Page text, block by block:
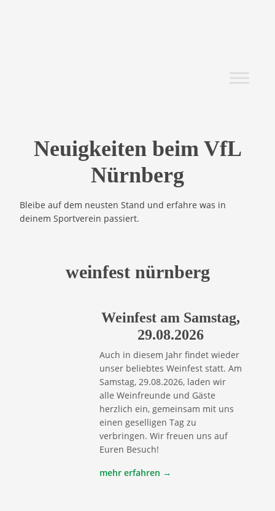
Neuigkeiten beim VfL
Nürnberg
Bleibe auf dem neusten Stand und erfahre was in
deinem Sportverein passiert.
weinfest nürnberg
Weinfest am Samstag,
29.08.2026
Auch in diesem Jahr findet wieder
unser beliebtes Weinfest statt. Am
Samstag, 29.08.2026, laden wir
alle Weinfreunde und Gäste
herzlich ein, gemeinsam mit uns
einen geselligen Tag zu
verbringen. Wir freuen uns auf
Euren Besuch!
mehr erfahren →